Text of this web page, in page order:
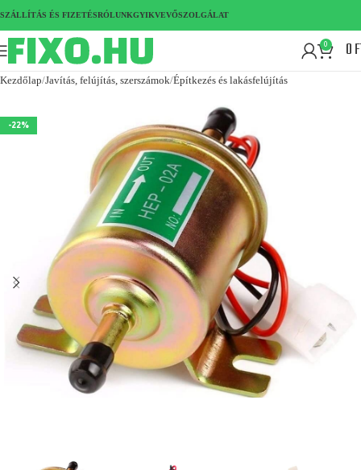
SZÁLLÍTÁS ÉS FIZETÉSRÓLUNKGYIKVEVŐSZOLGÁLAT
0 0
Kezdőlap Javítás, felújítás, szerszámok Építkezés és lakásfelújítás
-22%